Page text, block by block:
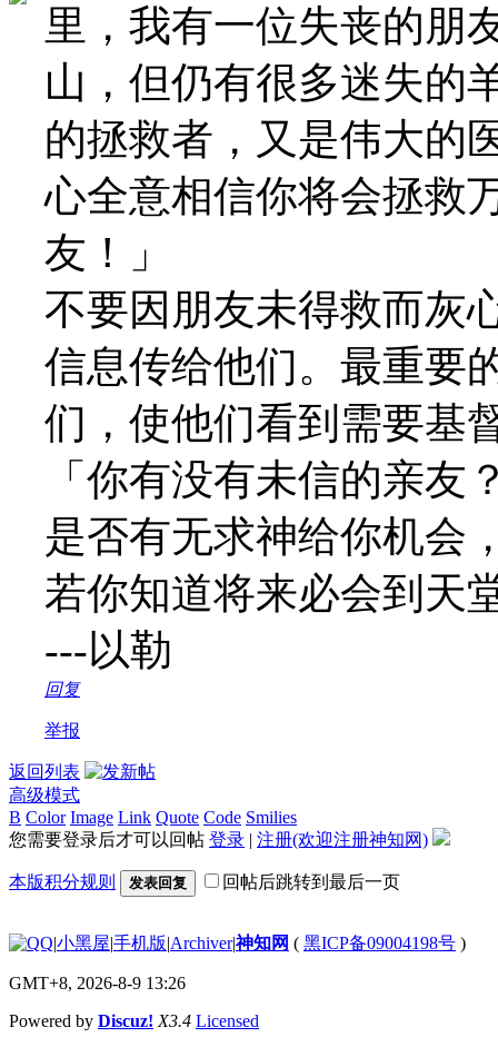
里，我有一位失丧的朋
山，但仍有很多迷失的
的拯救者，又是伟大的
心全意相信你将会拯救
友！」
不要因朋友未得救而灰
信息传给他们。最重要
们，使他们看到需要基
「你有没有未信的亲友
是否有无求神给你机会
若你知道将来必会到天
---以勒
回复
举报
返回列表
高级模式
B Color Image Link Quote Code Smilies
您需要登录后才可以回帖 登录 | 注册(欢迎注册神知网)
本版积分规则 发表回复 回帖后跳转到最后一页
|小黑屋|手机版|Archiver|神知网 ( 黑ICP备09004198号 )
GMT+8, 2026-8-9 13:26
Powered by Discuz! X3.4 Licensed